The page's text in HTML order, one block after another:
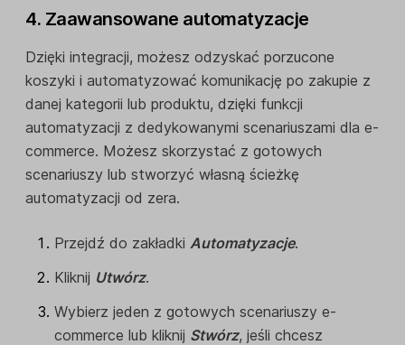
4. Zaawansowane automatyzacje
Dzięki integracji, możesz odzyskać porzucone
koszyki i automatyzować komunikację po zakupie z
danej kategorii lub produktu, dzięki funkcji
automatyzacji z dedykowanymi scenariuszami dla e-
commerce. Możesz skorzystać z gotowych
scenariuszy lub stworzyć własną ścieżkę
automatyzacji od zera.
Przejdź do zakładki Automatyzacje.
Kliknij Utwórz.
Wybierz jeden z gotowych scenariuszy e-
commerce lub kliknij Stwórz, jeśli chcesz